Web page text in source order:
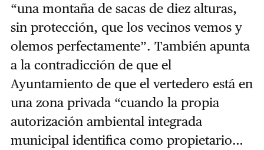
“una montaña de sacas de diez alturas,
sin protección, que los vecinos vemos y
olemos perfectamente”. También apunta
a la contradicción de que el
Ayuntamiento de que el vertedero está en
una zona privada “cuando la propia
autorización ambiental integrada
municipal identifica como propietario…